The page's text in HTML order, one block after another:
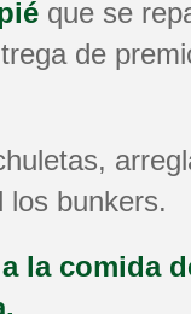
que se
de
los bunkers.
la comida